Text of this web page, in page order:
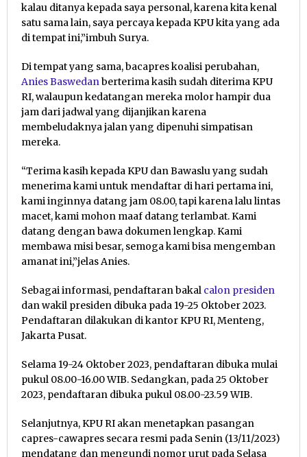
kalau ditanya kepada saya personal, karena kita kenal
satu sama lain, saya percaya kepada KPU kita yang ada
di tempat ini,”imbuh Surya.
Di tempat yang sama, bacapres koalisi perubahan,
Anies Baswedanberterima kasih sudah diterima KPU
RI, walaupun kedatangan mereka molor hampir dua
jam dari jadwal yang dijanjikan karena
membeludaknya jalan yang dipenuhi simpatisan
mereka.
“Terima kasih kepada KPU dan Bawaslu yang sudah
menerima kami untuk mendaftar di hari pertama ini,
kami inginnya datang jam 08.00, tapi karena lalu lintas
macet, kami mohon maaf datang terlambat. Kami
datang dengan bawa dokumen lengkap. Kami
membawa misi besar, semoga kami bisa mengemban
amanat ini,”jelas Anies.
Sebagai informasi, pendaftaran bakal calon presiden
dan wakil presiden dibuka pada 19-25 Oktober 2023.
Pendaftaran dilakukan di kantor KPU RI, Menteng,
Jakarta Pusat.
Selama 19-24 Oktober 2023, pendaftaran dibuka mulai
pukul 08.00-16.00 WIB. Sedangkan, pada 25 Oktober
2023, pendaftaran dibuka pukul 08.00-23.59 WIB.
Selanjutnya, KPU RI akan menetapkan pasangan
capres-cawapres secara resmi pada Senin (13/11/2023)
mendatang dan mengundi nomor urut pada Selasa